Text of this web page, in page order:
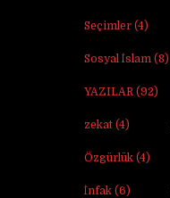
Seçimler (4)
Sosyal İslam (8)
YAZILAR (92)
zekat (4)
Özgürlük (4)
İnfak (6)